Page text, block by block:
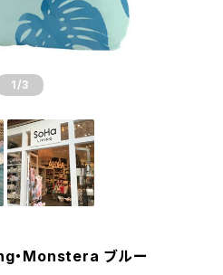
1 /3
・Monstera ブルー